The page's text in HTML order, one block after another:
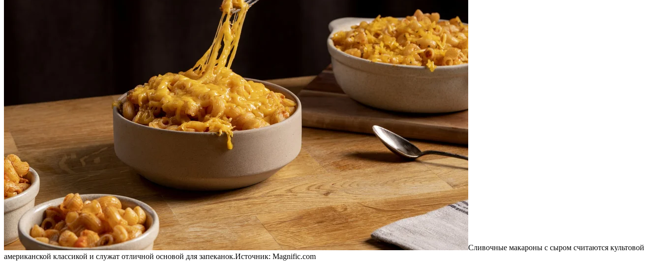
Сливочные макароны с сыром считаются культовой
американской классикой и служат отличной основой для запеканок.Источник: Magnific.com